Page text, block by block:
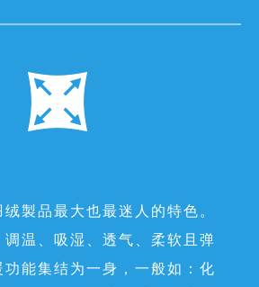
製品最大也最迷人的特色。
调温、吸湿、透气、柔软且弹
能集结为一身，一般如：化